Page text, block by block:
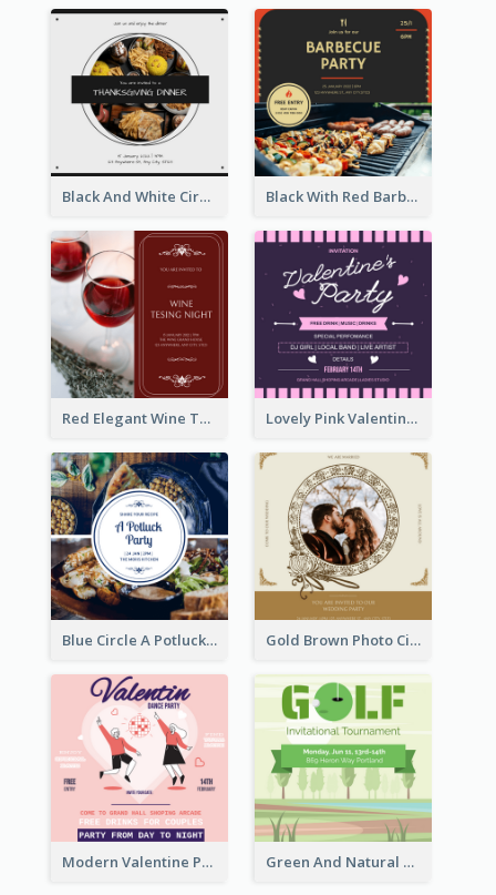
Black And White Circle Photo Thanksgiving Dinner Invitation Black With Red Barbecue Housewarming Invitation
Red Elegant Wine Testing Night Invitation Lovely Pink Valentine Celebration Invitation Design Ideas
Blue Circle A Potluck Party Invitation Gold Brown Photo Circle Wedding Invitation
Modern Valentine Party Pink Invitation Design Templates Green And Natural Golf Tournament Invitation